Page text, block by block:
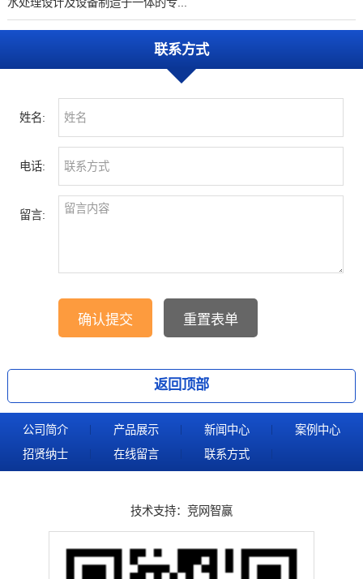
联系方式
姓名:
电话:
留言:
返回顶部
公司简介 产品展示 新闻中心
案例中心
招贤纳士
在线留言 联系方式
技术支持： 竞网智赢